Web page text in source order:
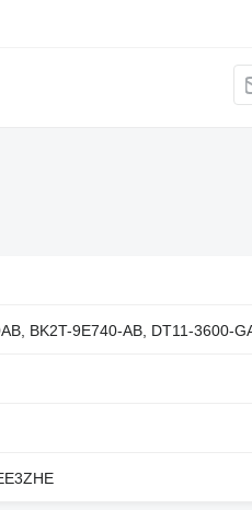
BK2T-9E740-AB, DT11-3600-